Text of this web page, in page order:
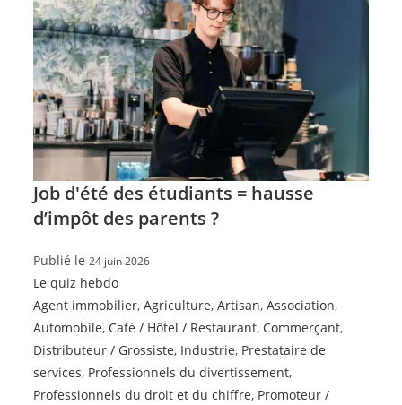
Job d'été des étudiants = hausse
d’impôt des parents ?
Publié le24 juin 2026
Le quiz hebdo
Agent immobilier,Agriculture,Artisan,Association,
Automobile, Café / Hôtel / Restaurant, Commerçant,
Distributeur / Grossiste, Industrie, Prestataire de
services, Professionnels du divertissement,
Professionnels du droit et du chiffre, Promoteur /